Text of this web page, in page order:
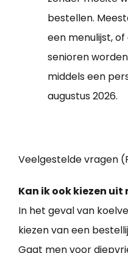
bestellen.
een menulijst,
senioren
middels een
augustus 2026.
Veelgestelde vragen
Kan ik ook kiezen uit
In het geval van
kiezen van een
Gaat men voor